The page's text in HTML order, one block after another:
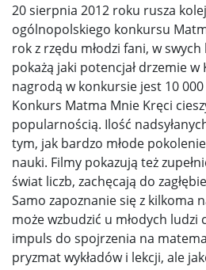
20 sierpnia 2012 roku rusza
ogólnopolskiego konkursu
rok z rzędu młodzi fani, w
pokażą jaki potencjał drzemie w
nagrodą w konkursie jest 10 000
Konkurs Matma Mnie Kręci
popularnością. Ilość
tym, jak bardzo młode
nauki. Filmy pokazują też
świat liczb, zachęcają do
Samo zapoznanie się z kilkoma
może wzbudzić u młodych ludzi
impuls do spojrzenia na
pryzmat wykładów i lekcji, ale